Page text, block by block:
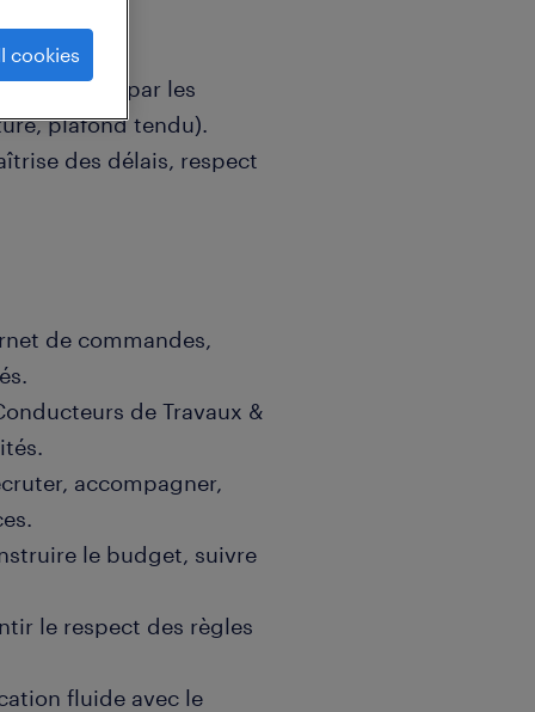
réalisés par les
plafond tendu).
des délais, respect
de commandes,
de Travaux &
accompagner,
le budget, suivre
le respect des règles
fluide avec le
cookies